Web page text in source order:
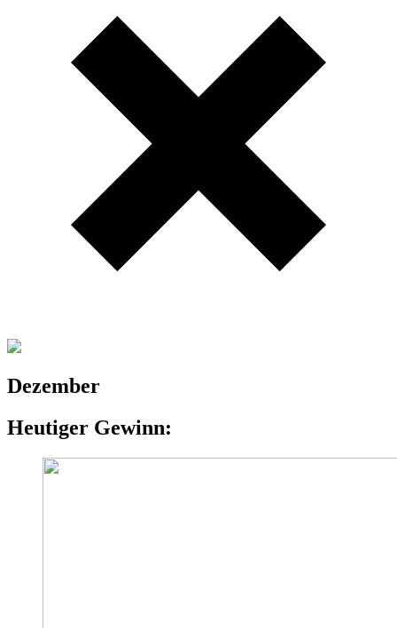
Dezember
Heutiger Gewinn: